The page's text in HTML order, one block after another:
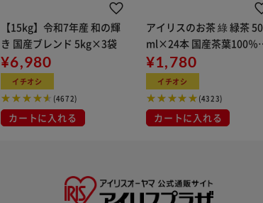
【15kg】令和7年産 和の輝
き 国産ブレンド 5kg×3袋
¥6,980
イチオシ
(4672)
カートに入れる
アイリスのお茶 綠 緑茶
ml×24本 国産茶葉100％
用
¥1,780
イチオシ
(4323)
カートに入れる